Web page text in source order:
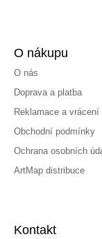
O nákupu
O nás
Doprava a platba
Reklamace a
Obchodní podmínky
Ochrana osobních
ArtMap distribuce
Kontakt